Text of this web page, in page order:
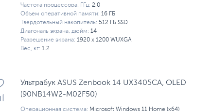
Частота процессора, ГГц: 2.0
Объем оперативной памяти: 16 ГБ
Твердотельный накопитель: 512 ГБ SSD
Диагональ экрана, дюйм: 14
Разрешение экрана: 1920 x 1200 WUXGA
Вес, кг: 1.2
Ультрабук ASUS Zenbook 14 UX3405CA, OLED
(90NB14W2-M02F50)
Операционная система: Microsoft Windows 11 Home (x64)